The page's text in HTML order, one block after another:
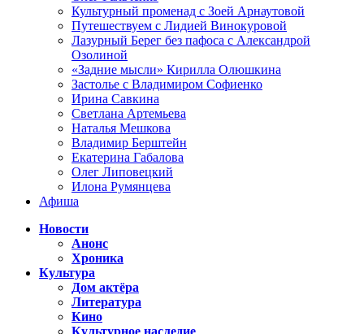
Культурный променад с Зоей Арнаутовой
Путешествуем с Лидией Винокуровой
Лазурный Берег без пафоса с Александрой
Озолиной
«Задние мысли» Кирилла Олюшкина
Застолье с Владимиром Софиенко
Ирина Савкина
Светлана Артемьева
Наталья Мешкова
Владимир Берштейн
Екатерина Габалова
Олег Липовецкий
Илона Румянцева
Афиша
Новости
Анонс
Хроника
Культура
Дом актёра
Литература
Кино